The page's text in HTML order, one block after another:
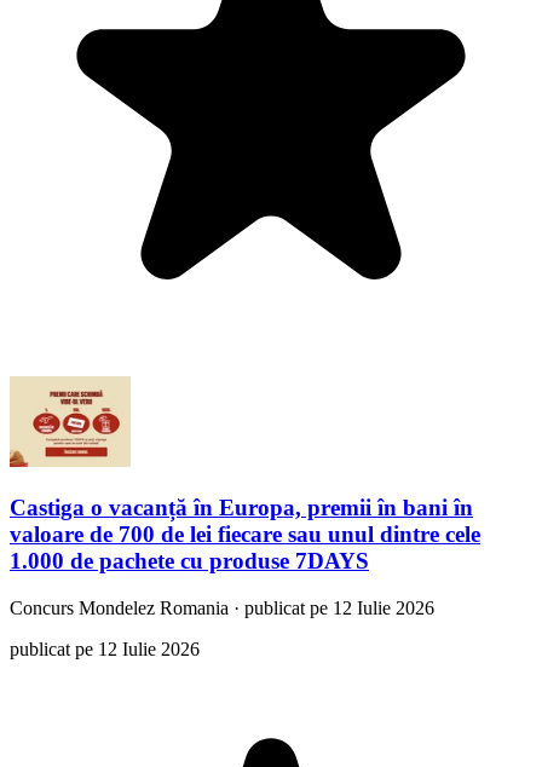
Castiga o vacanță în Europa, premii în bani în
valoare de 700 de lei fiecare sau unul dintre cele
1.000 de pachete cu produse 7DAYS
Concurs Mondelez Romania · publicat pe 12 Iulie 2026
publicat pe 12 Iulie 2026